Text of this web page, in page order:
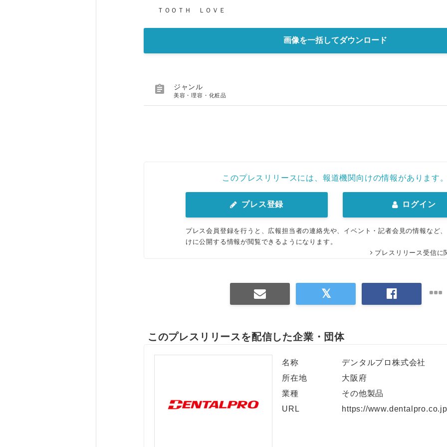
ＴＯＯＴＨ ＬＯＶＥ
画像を一括してダウンロード
 ジャンル
美容・理容・化粧品
このプレスリリースには、報道機関向けの情報があります
プレス登録 ログイン
プレス会員登録を行うと、広報担当者の連絡先や、イベント・記者会見の情報など
けに公開する情報が閲覧できるようになります。
プレスリリース受信に
このプレスリリースを配信した企業・団体
名称
デンタルプロ株式会社
所在地
大阪府
業種
その他製品
URL
https://